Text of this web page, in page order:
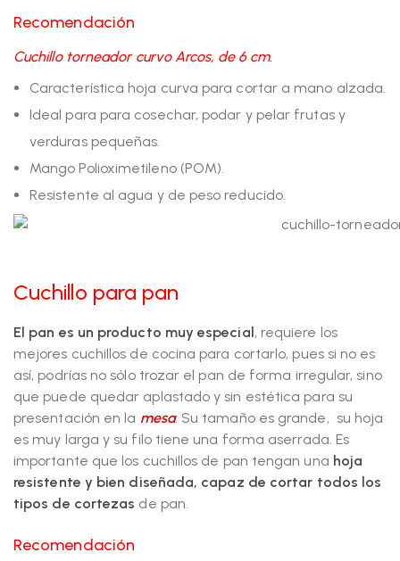
Recomendación
Cuchillo torneador curvo Arcos, de 6 cm.
Característica hoja curva para cortar a mano alzada.
Ideal para para cosechar, podar y pelar frutas y
verduras pequeñas.
Mango Polioximetileno (POM).
Resistente al agua y de peso reducido.
Cuchillo para pan
El pan es un producto muy especial, requiere los
mejores cuchillos de cocina para cortarlo, pues si no es
así, podrías no sólo trozar el pan de forma irregular, sino
que puede quedar aplastado y sin estética para su
presentación en la mesa. Su tamaño es grande, su hoja
es muy larga y su filo tiene una forma aserrada. Es
importante que los cuchillos de pan tengan una hoja
resistente y bien diseñada, capaz de cortar todos los
tipos de cortezas de pan.
Recomendación